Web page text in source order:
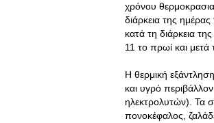
χρόνου
διάρκεια της
κατά τη διάρκεια
11 το πρωί και μετά
Η θερμική
και υγρό
ηλεκτρολυτών). Τα
πονοκέφαλος,